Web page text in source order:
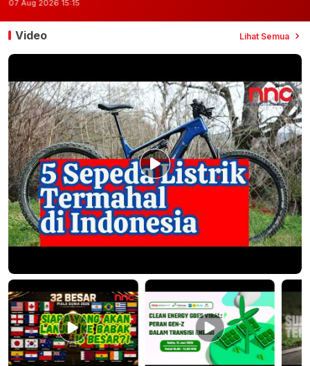
07 Aug 2026 15:15
Video Lihat Semua